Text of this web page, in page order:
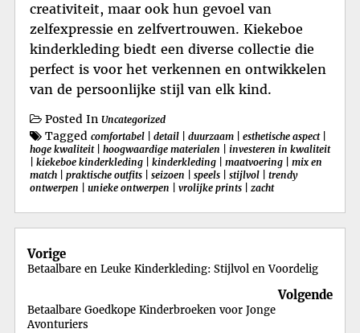
creativiteit, maar ook hun gevoel van
zelfexpressie en zelfvertrouwen. Kiekeboe
kinderkleding biedt een diverse collectie die
perfect is voor het verkennen en ontwikkelen
van de persoonlijke stijl van elk kind.
Posted In Uncategorized
Tagged comfortabel detail duurzaam esthetische aspect|
hoge kwaliteit| hoogwaardige materialen
investeren in kwaliteit
kiekeboe kinderkleding kinderkleding maatvoering
mix en
match
praktische outfits seizoen speels stijlvol
trendy
ontwerpen
unieke ontwerpen vrolijke prints zacht
Berichtnavigatie
Vorige
Betaalbare en Leuke Kinderkleding: Stijlvol en Voordelig
Volgende
Betaalbare Goedkope Kinderbroeken voor Jonge
Avonturiers